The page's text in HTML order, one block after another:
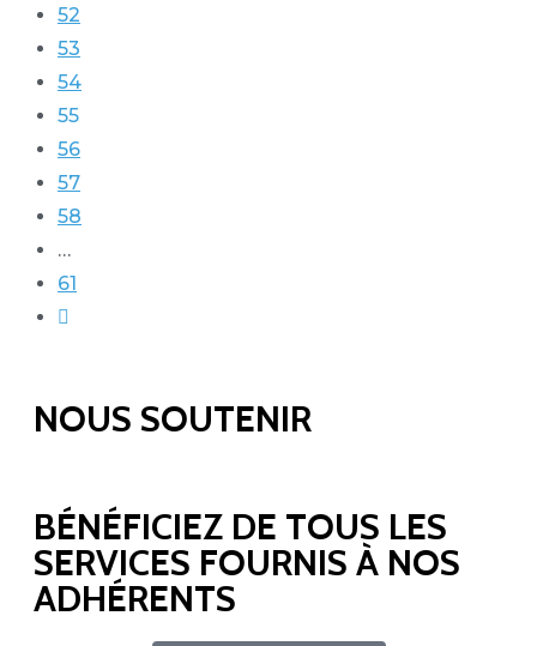
52
53
54
55
56
57
58
…
61
NOUS SOUTENIR
BÉNÉFICIEZ DE TOUS LES
SERVICES FOURNIS À NOS
ADHÉRENTS